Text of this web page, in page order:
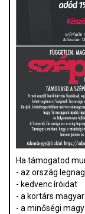
Ha támogatod
- az ország
- kedvenc íróidat
- a kortárs
- a minőségi